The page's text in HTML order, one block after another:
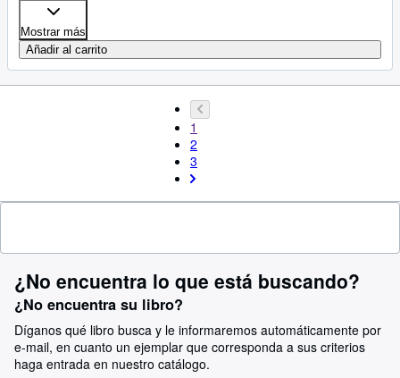
Mostrar más
Añadir al carrito
1
2
3
¿No encuentra lo que está buscando?
¿No encuentra su libro?
Díganos qué libro busca y le informaremos automáticamente por
e-mail, en cuanto un ejemplar que corresponda a sus criterios
haga entrada en nuestro catálogo.